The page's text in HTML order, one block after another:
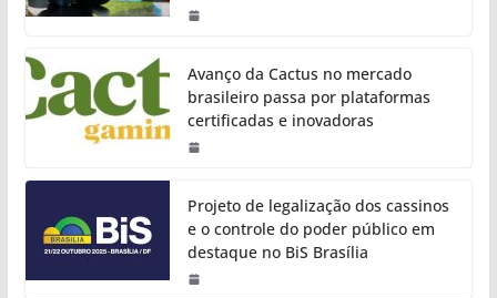
Avanço da Cactus no mercado
brasileiro passa por plataformas
certificadas e inovadoras
Projeto de legalização dos cassinos
e o controle do poder público em
destaque no BiS Brasília